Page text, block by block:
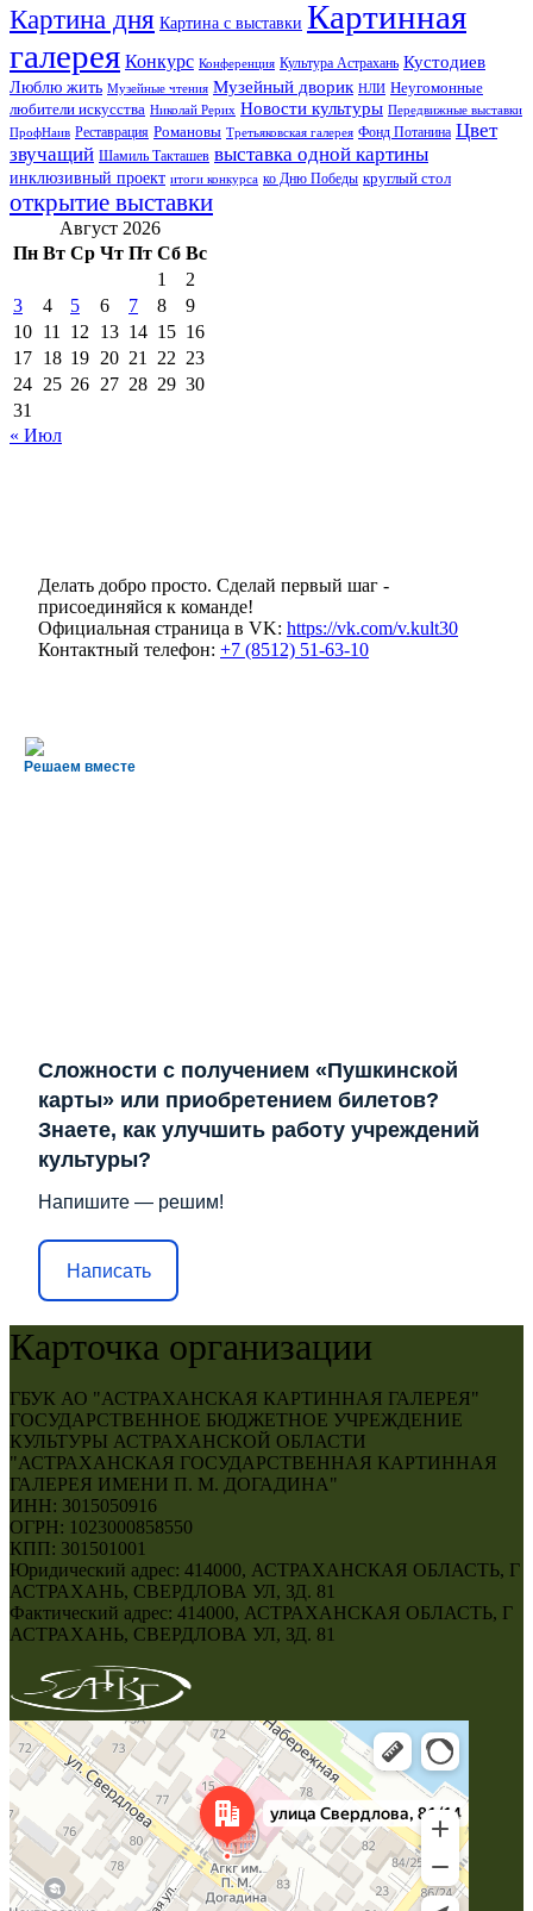
Картина дня Картина с выставки Картинная
галерея Конкурс Конференция Культура Астрахань Кустодиев
Люблю жить Музейные чтения Музейный дворик НЛИ Неугомонные
любители искусства Николай Рерих Новости культуры Передвижные выставки
ПрофНаив Реставрация Романовы Третьяковская галерея Фонд Потанина Цвет
звучащий Шамиль Такташев выставка одной картины
инклюзивный проект итоги конкурса ко Дню Победы круглый стол
открытие выставки
Август 2026
Пн Вт Ср Чт Пт Сб Вс
1
2
3
4 5 6 7 8
9
10 11 12 13 14 15 16
17 18 19 20 21 22 23
24 25 26 27 28 29 30
31
« Июл
Делать добро просто. Сделай первый шаг -
присоединяйся к команде!
Официальная страница в VK: https://vk.com/v.kult30
Контактный телефон: +7 (8512) 51-63-10
Решаем вместе
Сложности с получением «Пушкинской
карты» или приобретением билетов?
Знаете, как улучшить работу учреждений
культуры?
Напишите — решим!
Написать
Карточка организации
ГБУК АО "АСТРАХАНСКАЯ КАРТИННАЯ ГАЛЕРЕЯ"
ГОСУДАРСТВЕННОЕ БЮДЖЕТНОЕ УЧРЕЖДЕНИЕ
КУЛЬТУРЫ АСТРАХАНСКОЙ ОБЛАСТИ
"АСТРАХАНСКАЯ ГОСУДАРСТВЕННАЯ КАРТИННАЯ
ГАЛЕРЕЯ ИМЕНИ П. М. ДОГАДИНА"
ИНН: 3015050916
ОГРН: 1023000858550
КПП: 301501001
Юридический адрес: 414000, АСТРАХАНСКАЯ ОБЛАСТЬ, Г
АСТРАХАНЬ, СВЕРДЛОВА УЛ, ЗД. 81
Фактический адрес: 414000, АСТРАХАНСКАЯ ОБЛАСТЬ, Г
АСТРАХАНЬ, СВЕРДЛОВА УЛ, ЗД. 81